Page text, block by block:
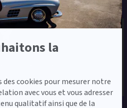
la
des cookies pour mesurer notre
avec vous et vous adresser
qualitatif ainsi que de la
Certified
Certified vous propose
de haute qualité.